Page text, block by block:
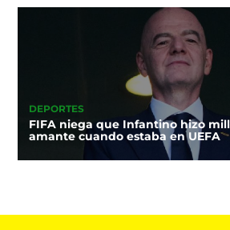
DEPORTES
FIFA niega que Infantino hizo
amante cuando estaba en UEFA